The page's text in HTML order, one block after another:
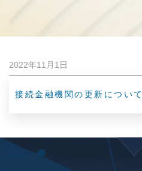
2022年11月1日
接続金融機関の更新について